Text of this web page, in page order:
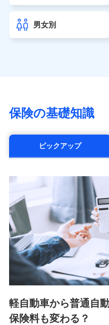
チューリッヒ生命保険株
東京海上日動あんしん生
（https://www.tmn-
マニュライフ生命保険株
（https://
（https://www.msa-
メットライフ生命株式会
■少額短期保険
株式会社アシロ少額短期
SBIいきいき少額短期保
sedai.com/)
SBIペット少額短期保険
ssi.co.jp/)
SBIリスタ少額短期保険会
(https://www.jishin.co.jp/)
スマートプラス少額短期
チューリッヒ少額短期保
(https://
男女別
保険の基礎知識
ピックアップ
軽自動車から普通自
保険料も変わる？